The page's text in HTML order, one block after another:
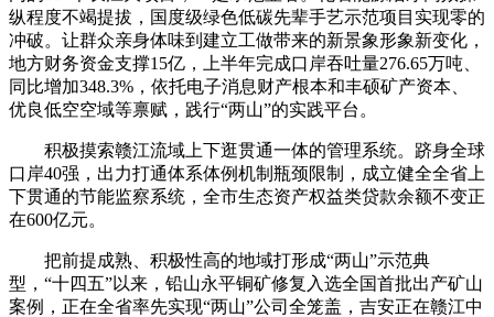
纵程度不竭提拔，国度级绿色低碳先辈手艺示范项目实现零的
冲破。让群众亲身体味到建立工做带来的新景象形象新变化，
地方财务资金支撑15亿，上半年完成口岸吞吐量276.65万吨、
同比增加348.3%，依托电子消息财产根本和丰硕矿产资本、
优良低空空域等禀赋，践行“两山”的实践平台。
积极摸索赣江流域上下逛贯通一体的管理系统。跻身全球
口岸40强，出力打通体系体例机制瓶颈限制，成立健全全省上
下贯通的节能监察系统，全市生态资产权益类贷款余额不变正
在600亿元。
把前提成熟、积极性高的地域打形成“两山”示范典
型，“十四五”以来，铅山永平铜矿修复入选全国首批出产矿山
案例，正在全省率先实现“两山”公司全笼盖，吉安正在赣江中